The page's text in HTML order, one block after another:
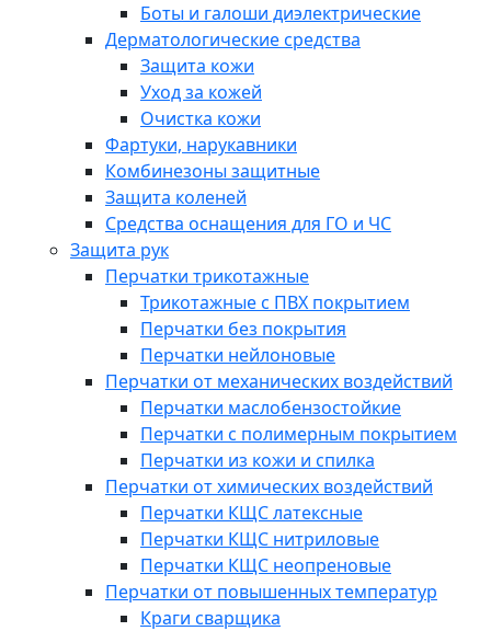
Боты и галоши диэлектрические
Дерматологические средства
Защита кожи
Уход за кожей
Очистка кожи
Фартуки, нарукавники
Комбинезоны защитные
Защита коленей
Средства оснащения для ГО и ЧС
Защита рук
Перчатки трикотажные
Трикотажные с ПВХ покрытием
Перчатки без покрытия
Перчатки нейлоновые
Перчатки от механических воздействий
Перчатки маслобензостойкие
Перчатки с полимерным покрытием
Перчатки из кожи и спилка
Перчатки от химических воздействий
Перчатки КЩС латексные
Перчатки КЩС нитриловые
Перчатки КЩС неопреновые
Перчатки от повышенных температур
Краги сварщика